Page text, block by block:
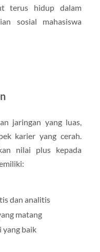
terus hidup dalam
sosial mahasiswa
jaringan yang luas,
karier yang cerah.
nilai plus kepada
dan analitis
matang
yang baik